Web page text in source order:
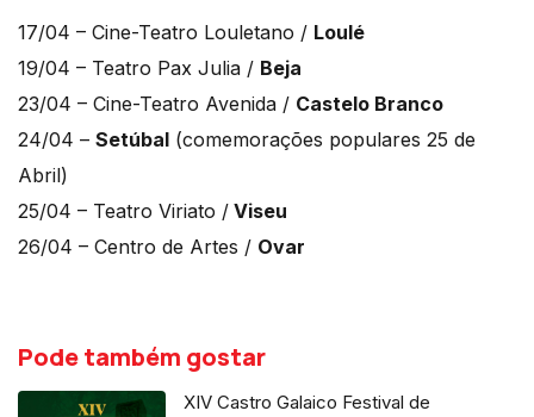
17/04 – Cine-Teatro Louletano / Loulé
19/04 – Teatro Pax Julia / Beja
23/04 – Cine-Teatro Avenida / Castelo Branco
24/04 – Setúbal (comemorações populares 25 de
Abril)
25/04 – Teatro Viriato / Viseu
26/04 – Centro de Artes / Ovar
Pode também gostar
XIV Castro Galaico Festival de